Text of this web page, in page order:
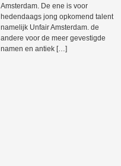
Amsterdam. De ene is voor
hedendaags jong opkomend talent
namelijk Unfair Amsterdam. de
andere voor de meer gevestigde
namen en antiek […]